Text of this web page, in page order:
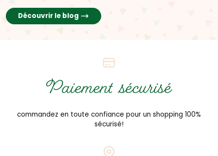
Découvrir le blog
Paiement sécurisé
commandez en toute confiance pour un shopping 100%
sécurisé!